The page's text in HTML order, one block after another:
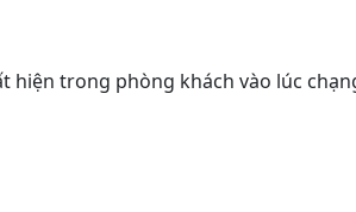
hiện trong phòng khách vào lúc